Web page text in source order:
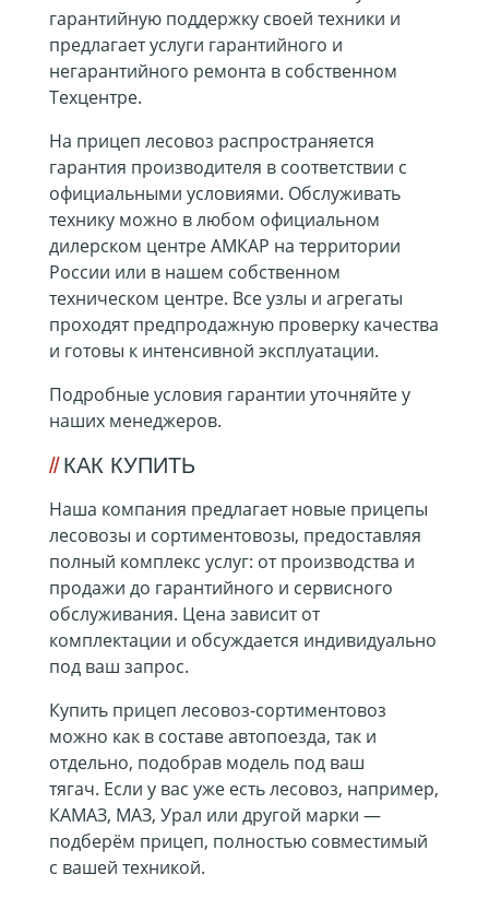
гарантийную поддержку своей техники и
предлагает услуги гарантийного и
негарантийного ремонта в собственном
Техцентре.
На прицеп лесовоз распространяется
гарантия производителя в соответствии с
официальными условиями. Обслуживать
технику можно в любом официальном
дилерском центре АМКАР на территории
России или в нашем собственном
техническом центре. Все узлы и агрегаты
проходят предпродажную проверку качества
и готовы к интенсивной эксплуатации.
Подробные условия гарантии уточняйте у
наших менеджеров.
КАК КУПИТЬ
Наша компания предлагает новые прицепы
лесовозы и сортиментовозы, предоставляя
полный комплекс услуг: от производства и
продажи до гарантийного и сервисного
обслуживания. Цена зависит от
комплектации и обсуждается индивидуально
под ваш запрос.
Купить прицеп лесовоз-сортиментовоз
можно как в составе автопоезда, так и
отдельно, подобрав модель под ваш
тягач. Если у вас уже есть лесовоз, например,
КАМАЗ, МАЗ, Урал или другой марки —
подберём прицеп, полностью совместимый
с вашей техникой.